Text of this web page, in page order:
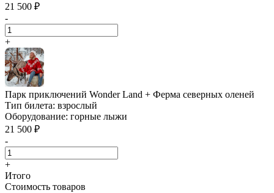
21 500 ₽
-
+
Парк приключений Wonder Land + Ферма северных оленей
Тип билета: взрослый
Оборудование: горные лыжи
21 500 ₽
-
+
Итого
Стоимость товаров